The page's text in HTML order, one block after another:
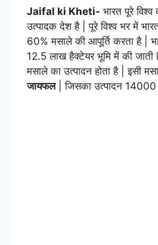
Jaifal ki Kheti- भारत पूरे
उत्पादक देश है | पूरे विश्व भर में
60% मसाले की आपूर्ति करता है |
12.5 लाख हैक्टेयर भूमि में की
मसाले का उत्पादन होता है | इसी
जायफल| जिसका उत्पादन 14000